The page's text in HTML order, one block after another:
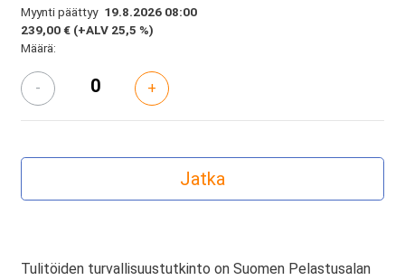
Myynti päättyy 19.8.2026 08:00
239,00 € (+ALV 25,5 %)
Määrä:
- +
Tulitöiden turvallisuustutkinto on Suomen Pelastusalan